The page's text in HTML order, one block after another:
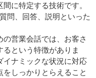
に特定する技術です。
問、回答、説明といった
営業会話では、お客さ
という特徴がありま
イナミックな状況に対応
しっかりとらえること